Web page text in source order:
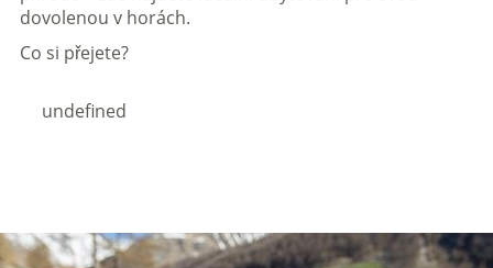
dovolenou v horách.
Co si přejete?